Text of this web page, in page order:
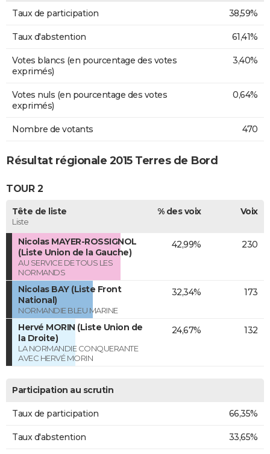
Taux de participation 38,59%
Taux d'abstention 61,41%
Votes blancs (en pourcentage des votes
exprimés)
3,40%
Votes nuls (en pourcentage des votes
exprimés)
0,64%
Nombre de votants 470
Résultat régionale 2015 Terres de Bord
TOUR 2
Tête de liste
Liste
% des voix Voix
Nicolas MAYER-ROSSIGNOL
(Liste Union de la Gauche)
AU SERVICE DE TOUS LES
NORMANDS
42,99% 230
Nicolas BAY (Liste Front
National)
NORMANDIE BLEU MARINE
32,34% 173
Hervé MORIN (Liste Union de
la Droite)
LA NORMANDIE CONQUERANTE
AVEC HERVÉ MORIN
24,67% 132
Participation au scrutin
Taux de participation 66,35%
Taux d'abstention 33,65%